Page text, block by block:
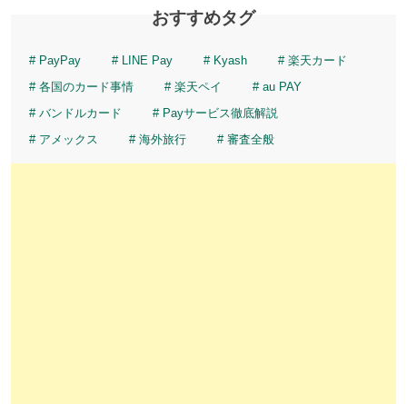
おすすめタグ
PayPay LINE Pay Kyash
楽天カード
各国のカード事情
楽天ペイ
au PAY
バンドルカード
Payサービス徹底解説
アメックス
海外旅行 審査全般